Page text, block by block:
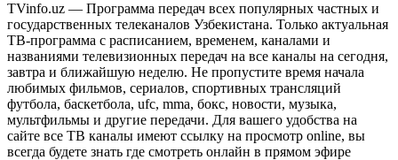
TVinfo.uz — Программа передач всех популярных частных и
государственных телеканалов Узбекистана. Только актуальная
ТВ-программа с расписанием, временем, каналами и
названиями телевизионных передач на все каналы на сегодня,
завтра и ближайшую неделю. Не пропустите время начала
любимых фильмов, сериалов, спортивных трансляций
футбола, баскетбола, ufc, mma, бокс, новости, музыка,
мультфильмы и другие передачи. Для вашего удобства на
сайте все ТВ каналы имеют ссылку на просмотр online, вы
всегда будете знать где смотреть онлайн в прямом эфире